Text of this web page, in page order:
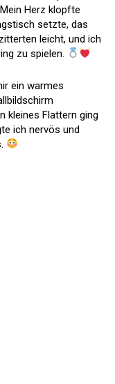
Herz klopfte
setzte, das
leicht, und ich
zu spielen.
ein warmes
kleines Flattern ging
ich nervös und